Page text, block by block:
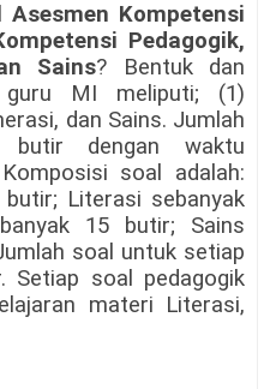
Asesmen Kompetensi
Pedagogik,
Sains? Bentuk dan
MI meliputi; (1)
dan Sains. Jumlah
butir dengan waktu
soal adalah:
butir; Literasi sebanyak
15 butir; Sains
soal untuk setiap
Setiap soal pedagogik
materi Literasi,